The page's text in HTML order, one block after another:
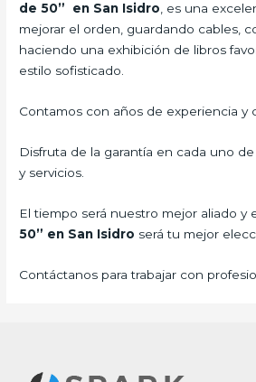
de 50” en San Isidro, es una
mejorar el orden, guardando cables,
haciendo una exhibición de libros
estilo sofisticado.
Contamos con años de experiencia y
Disfruta de la garantía en cada uno
y servicios.
El tiempo será nuestro mejor aliado y
50” en San Isidro será tu mejor
Contáctanos para trabajar con